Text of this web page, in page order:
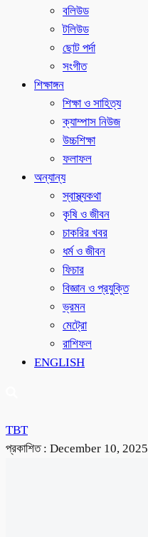
বলিউড
টলিউড
ছোট পর্দা
সংগীত
শিক্ষাঙ্গন
শিক্ষা ও সাহিত্য
ক্যাম্পাস নিউজ
উচ্চশিক্ষা
ফলাফল
অন্যান্য
স্বাস্থ্যকথা
কৃষি ও জীবন
চাকরির খবর
ধর্ম ও জীবন
ফিচার
বিজ্ঞান ও প্রযুক্তি
ভ্রমন
মেট্রো
রাশিফল
ENGLISH
TBT
প্রকাশিত : December 10, 2025